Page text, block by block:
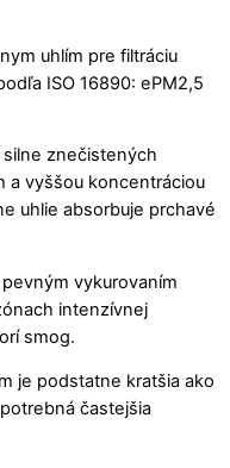
uhlím pre filtráciu
ISO 16890: ePM2,5
znečistených
a vyššou koncentráciou
uhlie absorbuje prchavé
vykurovaním
intenzívnej
smog.
je podstatne kratšia ako
častejšia